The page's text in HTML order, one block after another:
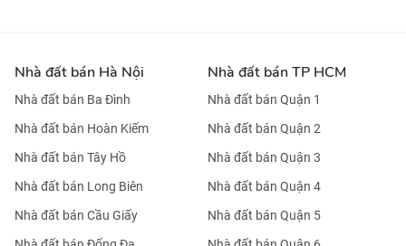
Nhà đất bán Hà Nội
Nhà đất bán Ba Đình
Nhà đất bán Hoàn Kiếm
Nhà đất bán Tây Hồ
Nhà đất bán Long Biên
Nhà đất bán Cầu Giấy
Nhà đất bán TP HCM
Nhà đất bán Quận 1
Nhà đất bán Quận 2
Nhà đất bán Quận 3
Nhà đất bán Quận 4
Nhà đất bán Quận 5